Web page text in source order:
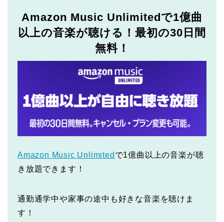
Amazon Music Unlimitedで1億曲
以上の音楽が聴ける！最初の30日間
無料！
Amazon Music Unlimited で1億曲以上の音楽が聴
き放題できます！
通勤通学中や家事の途中も好きな音楽を聴けま
す！